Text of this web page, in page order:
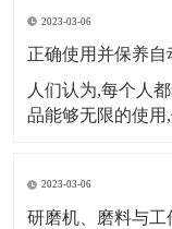
第一个因素：生产
大,来源稳定,
2023-03-06
正确使用并保养
人们认为,每个人
品能够无限的使用
定期维护和保养,
态,保证了正常生
2023-03-06
研磨机、磨料与